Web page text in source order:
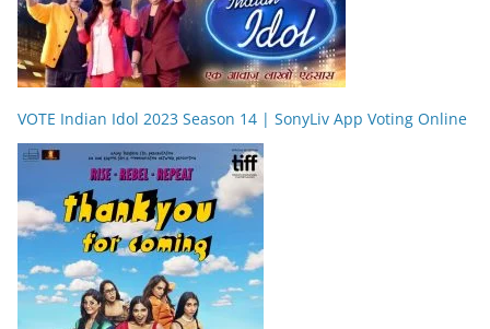
VOTE Indian Idol 2023 Season 14 | SonyLiv App Voting Online